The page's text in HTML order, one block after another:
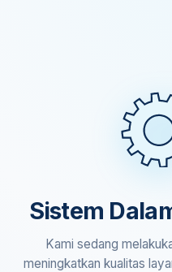
Sistem
Kami sedang
meningkatkan kualitas